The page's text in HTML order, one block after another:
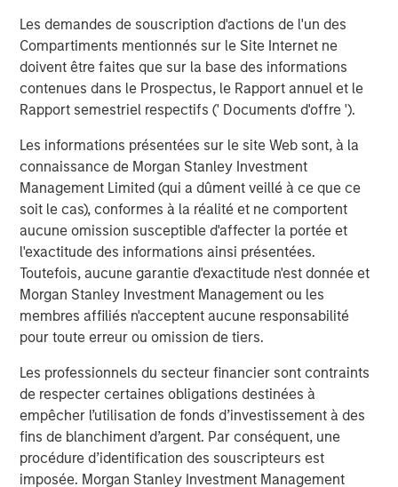
Les demandes de souscription d'actions de l'un des
Compartiments mentionnés sur le Site Internet ne
doivent être faites que sur la base des informations
contenues dans le Prospectus, le Rapport annuel et le
Rapport semestriel respectifs (' Documents d'offre ').
Les informations présentées sur le site Web sont, à la
connaissance de Morgan Stanley Investment
Management Limited (qui a dûment veillé à ce que ce
soit le cas), conformes à la réalité et ne comportent
aucune omission susceptible d'affecter la portée et
l'exactitude des informations ainsi présentées.
Toutefois, aucune garantie d'exactitude n'est donnée et
Morgan Stanley Investment Management ou les
membres affiliés n'acceptent aucune responsabilité
pour toute erreur ou omission de tiers.
Les professionnels du secteur financier sont contraints
de respecter certaines obligations destinées à
empêcher l’utilisation de fonds d’investissement à des
fins de blanchiment d’argent. Par conséquent, une
procédure d’identification des souscripteurs est
imposée. Morgan Stanley Investment Management
priority
67% saying their organization has a policy that
incorporates diversity as part of an ESG
requirement for making investment decisions
Perceived financial trade-off presents a hurdle.
56% of asset owners agree that they must choose
between financial gains and incorporating diversity
into their investment decisions
There is a sizable perception gap by race and
ethnicity: 70% of white asset owners agree
compared to just 35% of multicultural asset owners
Public pension funds are leading the way.
63% of public pension fund asset owners say their
organization always includes questions about
diversity in its due diligence processes when
deciding whether to invest with an external
manager, compared with 30% of other asset
owners